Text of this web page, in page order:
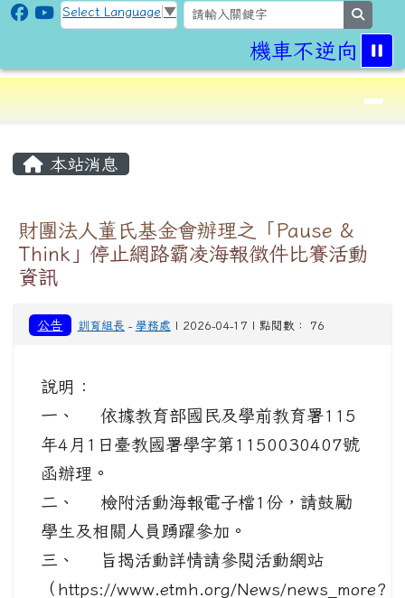
跳至主內容區
CLPS Site
Select Language ▼
機車不逆向,行
⏸
導覽列
本站消息
財團法人董氏基金會辦理之「Pause &
Think」停止網路霸凌海報徵件比賽活動
資訊
公告 訓育組長 - 學務處 | 2026-04-17 | 點閱數： 76
說明：
一、 依據教育部國民及學前教育署115
年4月1日臺教國署學字第1150030407號
函辦理。
二、 檢附活動海報電子檔1份，請鼓勵
學生及相關人員踴躍參加。
三、 旨揭活動詳情請參閱活動網站
（https://www.etmh.org/News/news_more?